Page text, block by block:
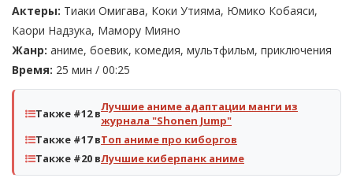
Актеры: Тиаки Омигава, Коки Утияма, Юмико Кобаяси,
Каори Надзука, Мамору Мияно
Жанр: аниме, боевик, комедия, мультфильм, приключения
Время: 25 мин / 00:25
Также #12 вЛучшие аниме адаптации манги из
журнала "Shonen Jump"
Также #17 вТоп аниме про киборгов
Также #20 вЛучшие киберпанк аниме